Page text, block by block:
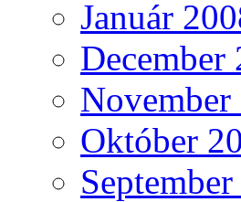
Január
December
November
Október